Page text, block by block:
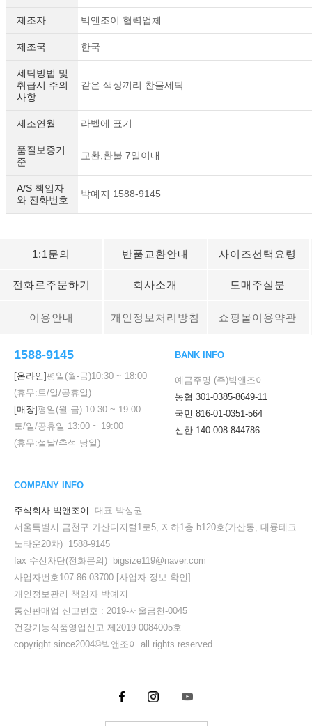
제조자 빅앤조이 협력업체
제조국 한국
세탁방법 및
취급시 주의
사항
같은 색상끼리 찬물세탁
제조연월 라벨에 표기
품질보증기
준
교환,환불 7일이내
A/S 책임자
와 전화번호
박예지 1588-9145
1:1문의 반품교환안내 사이즈선택요령
전화로주문하기 회사소개 도매주실분
이용안내 개인정보처리방침 쇼핑몰이용약관
1588-9145
[온라인] 평일(월-금)10:30 ~ 18:00
(휴무:토/일/공휴일)
[매장] 평일(월-금) 10:30 ~ 19:00
토/일/공휴일 13:00 ~ 19:00
(휴무:설날/추석 당일)
BANK INFO
예금주명 (주)빅앤조이
농협 301-0385-8649-11
국민 816-01-0351-564
신한 140-008-844786
COMPANY INFO
주식회사 빅앤조이
대표 박성권
서울특별시 금천구 가산디지털1로5, 지하1층 b120호(가산동, 대륭테크
노타운20차) 1588-9145
fax 수신차단(전화문의) bigsize119@naver.com
사업자번호107-86-03700 [사업자 정보 확인]
개인정보관리 책임자 박예지
통신판매업 신고번호 : 2019-서울금천-0045
건강기능식품영업신고 제2019-0084005호
copyright since2004©빅앤조이 all rights reserved.